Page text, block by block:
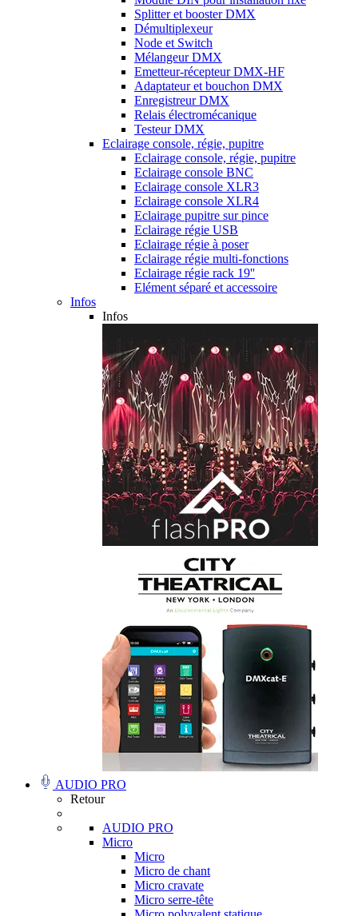
Splitter et booster DMX
Démultiplexeur
Node et Switch
Mélangeur DMX
Emetteur-récepteur DMX-HF
Adaptateur et bouchon DMX
Enregistreur DMX
Relais électromécanique
Testeur DMX
Eclairage console, régie, pupitre
Eclairage console, régie, pupitre
Eclairage console BNC
Eclairage console XLR3
Eclairage console XLR4
Eclairage pupitre sur pince
Eclairage régie USB
Eclairage régie à poser
Eclairage régie multi-fonctions
Eclairage régie rack 19''
Elément séparé et accessoire
Infos
Infos
AUDIO PRO
Retour
AUDIO PRO
Micro
Micro
Micro de chant
Micro cravate
Micro serre-tête